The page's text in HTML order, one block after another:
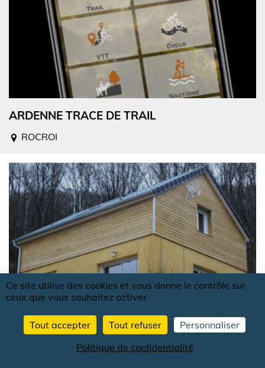
ARDENNE TRACE DE TRAIL
ROCROI
Ce site utilise des cookies et vous donne le contrôle sur
ceux que vous souhaitez activer
Tout accepter Tout refuser
Personnaliser
Politique de confidentialité